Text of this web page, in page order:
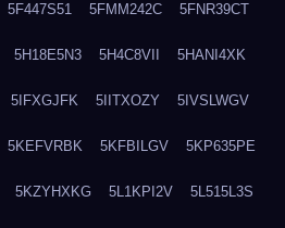
5F447S51 5FMM242C 5FNR39CT
5H18E5N3 5H4C8VII 5HANI4XK
5IFXGJFK 5IITXOZY 5IVSLWGV
5KEFVRBK 5KFBILGV 5KP635PE
5KZYHXKG 5L1KPI2V 5L515L3S